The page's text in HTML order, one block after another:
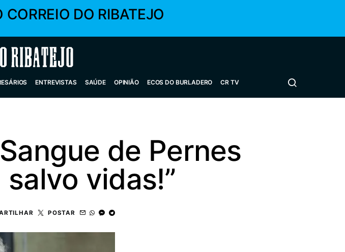
CORREIO DO RIBATEJO
ENTREVISTAS SAÚDE OPINIÃO ECOS DO BURLADERO CR TV
de Pernes
vidas!”
POSTAR